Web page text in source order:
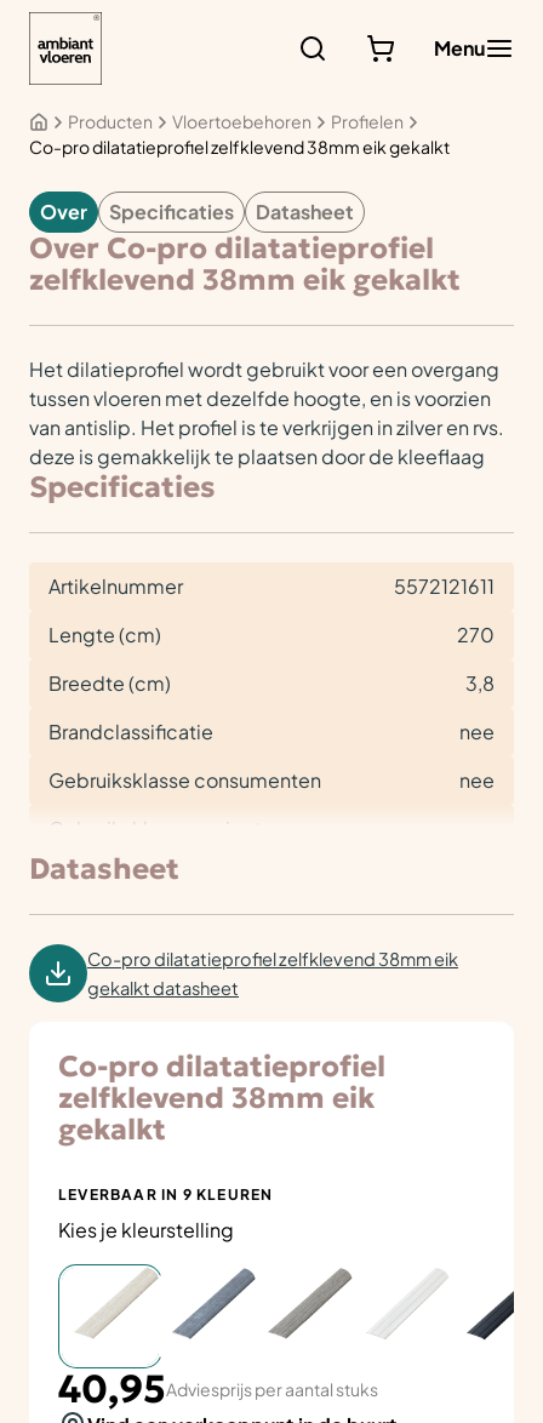
Menu
Producten Vloertoebehoren
Profielen
Co-pro dilatatieprofiel zelfklevend 38mm eik gekalkt
VLOERTOEBEHOREN
Over Specificaties Datasheet
Over Co-pro dilatatieprofiel
zelfklevend 38mm eik gekalkt
Het dilatieprofiel wordt gebruikt voor een overgang
tussen vloeren met dezelfde hoogte, en is voorzien
van antislip. Het profiel is te verkrijgen in zilver en rvs.
deze is gemakkelijk te plaatsen door de kleeflaag
Specificaties
Artikelnummer
5572121611
Lengte (cm)
270
Breedte (cm)
3,8
Brandclassificatie
nee
Gebruiksklasse consumenten
nee
Gebruiksklasse project
Datasheet
Co-pro dilatatieprofiel zelfklevend 38mm eik
gekalkt datasheet
Co-pro dilatatieprofiel
zelfklevend 38mm eik
gekalkt
LEVERBAAR IN 9 KLEUREN
Kies je kleurstelling
40,95Adviesprijs per aantal stuks